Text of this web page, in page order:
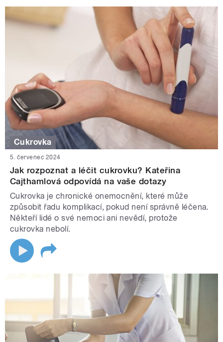
Cukrovka
5. červenec 2024
Jak rozpoznat a léčit cukrovku? Kateřina
Cajthamlová odpovídá na vaše dotazy
Cukrovka je chronické onemocnění, které může
způsobit řadu komplikací, pokud není správně léčena.
Někteří lidé o své nemoci ani nevědí, protože
cukrovka nebolí.